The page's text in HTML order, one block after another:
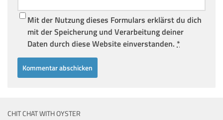
Mit der Nutzung dieses Formulars erklärst du dich
mit der Speicherung und Verarbeitung deiner
Daten durch diese Website einverstanden. *
CHIT CHAT WITH OYSTER